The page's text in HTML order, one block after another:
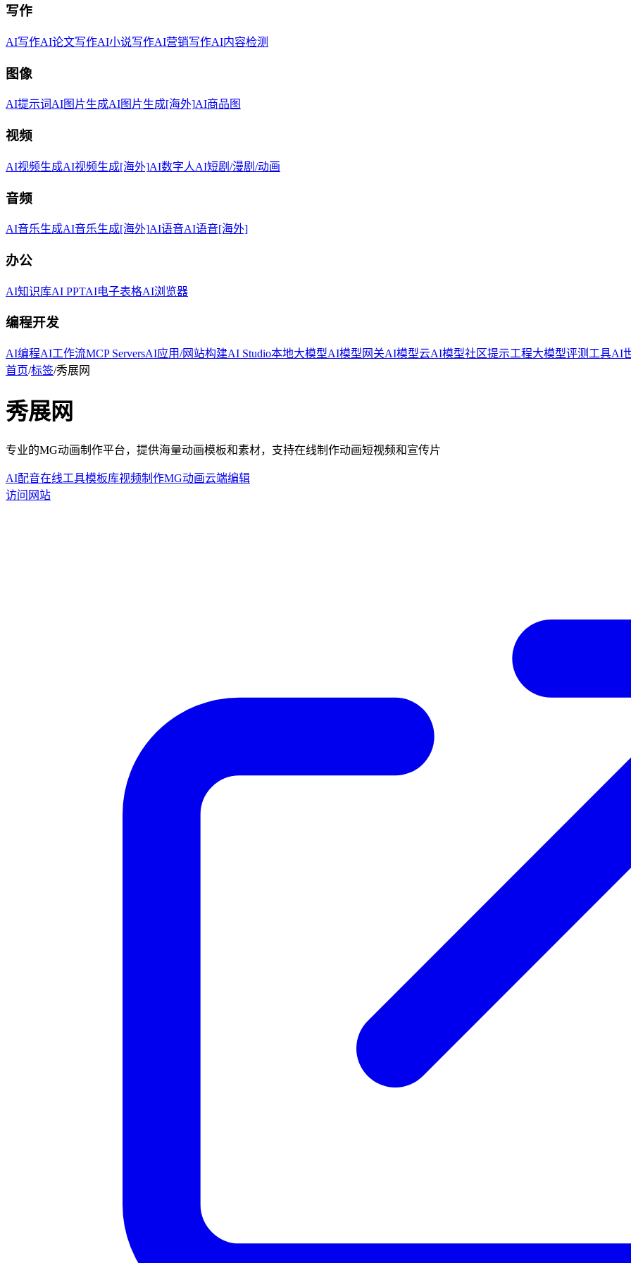
写作
AI写作AI论文写作AI小说写作AI营销写作AI内容检测
图像
AI提示词AI图片生成AI图片生成[海外]AI商品图
视频
AI视频生成AI视频生成[海外]AI数字人AI短剧/漫剧/动画
音频
AI音乐生成AI音乐生成[海外]AI语音AI语音[海外]
办公
AI知识库AI PPTAI电子表格AI浏览器
编程开发
AI编程AI工作流MCP ServersAI应用/网站构建AI Studio本地大模型AI模型网关AI模型云AI模型社区提示工程大模型评测工具AI
首页/标签/秀展网
秀展网
专业的MG动画制作平台，提供海量动画模板和素材，支持在线制作动画短视频和宣传片
AI配音在线工具模板库视频制作MG动画云端编辑
访问网站